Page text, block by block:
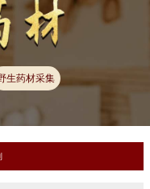
生药材采集